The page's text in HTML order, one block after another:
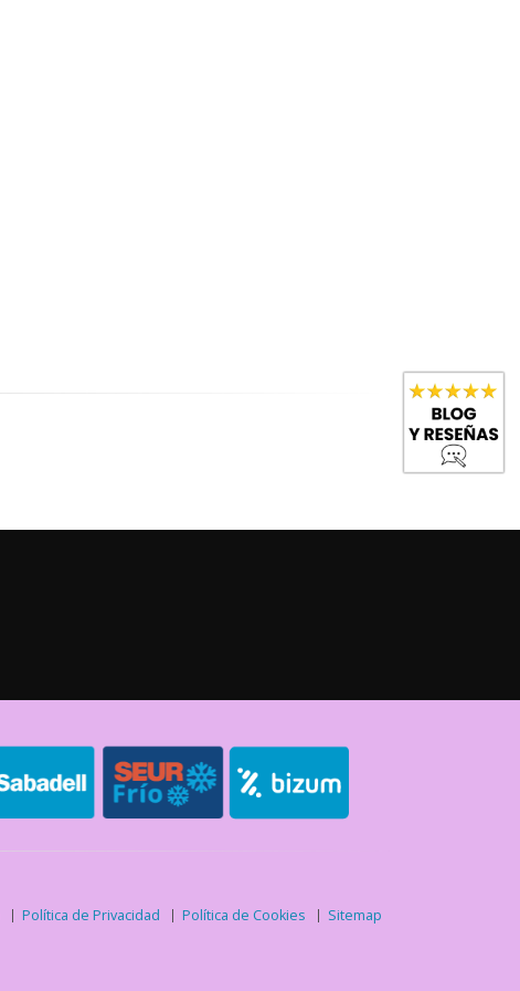
Política de Privacidad Política de Cookies Sitemap